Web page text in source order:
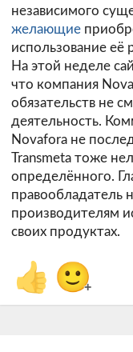
независимого
желающие
использование её
На этой неделе
что компания
обязательств не
деятельность.
Novafora не
Transmeta тоже
определённого.
правообладатель
производителям
своих продуктах.
👍 🙂+